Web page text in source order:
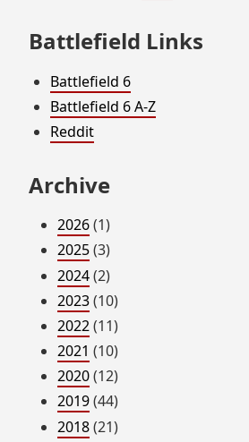
Battlefield Links
Battlefield 6
Battlefield 6 A-Z
Reddit
Archive
2026(1)
2025(3)
2024(2)
2023(10)
2022(11)
2021 (10)
2020(12)
2019(44)
2018(21)